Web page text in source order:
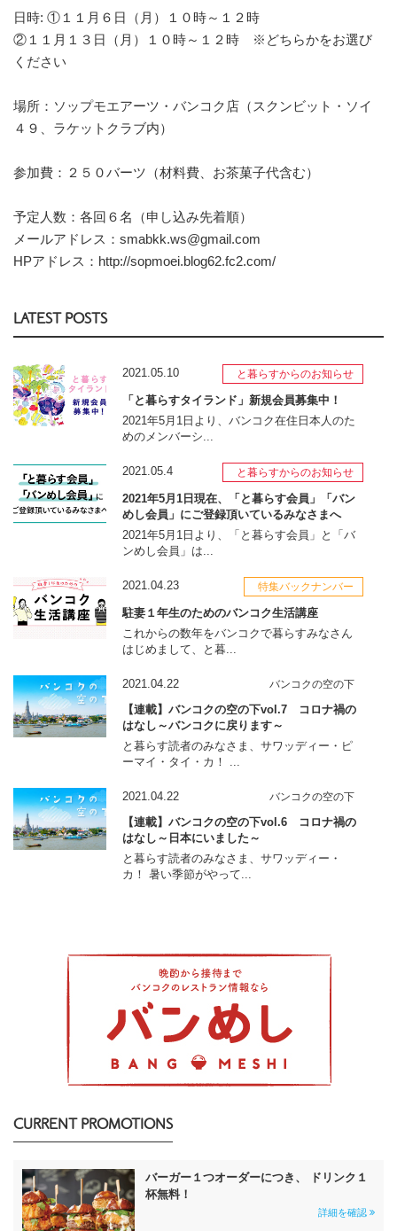
日時: ①１１月６日（月）１０時～１２時
②１１月１３日（月）１０時～１２時 ※どちらかをお選び
ください
場所：ソップモエアーツ・バンコク店（スクンビット・ソイ
４９、ラケットクラブ内）
参加費：２５０バーツ（材料費、お茶菓子代含む）
予定人数：各回６名（申し込み先着順）
メールアドレス：smabkk.ws@gmail.com
HPアドレス： http://sopmoei.blog62.fc2.com/
LATEST POSTS
2021.05.10 と暮らすからのお知らせ
「と暮らすタイランド」新規会員募集中！
2021年5月1日より、バンコク在住日本人のた
めのメンバーシ...
2021.05.4 と暮らすからのお知らせ
2021年5月1日現在、「と暮らす会員」「バン
めし会員」にご登録頂いているみなさまへ
2021年5月1日より、「と暮らす会員」と「バ
ンめし会員」は...
2021.04.23 特集バックナンバー
駐妻１年生のためのバンコク生活講座
これからの数年をバンコクで暮らすみなさん
はじめまして、と暮...
2021.04.22 バンコクの空の下
【連載】バンコクの空の下vol.7 コロナ禍の
はなし～バンコクに戻ります～
と暮らす読者のみなさま、サワッディー・ピ
ーマイ・タイ・カ！ ...
2021.04.22 バンコクの空の下
【連載】バンコクの空の下vol.6 コロナ禍の
はなし～日本にいました～
と暮らす読者のみなさま、サワッディー・
カ！ 暑い季節がやって...
CURRENT PROMOTIONS
バーガー１つオーダーにつき、 ドリンク１
杯無料！
詳細を確認